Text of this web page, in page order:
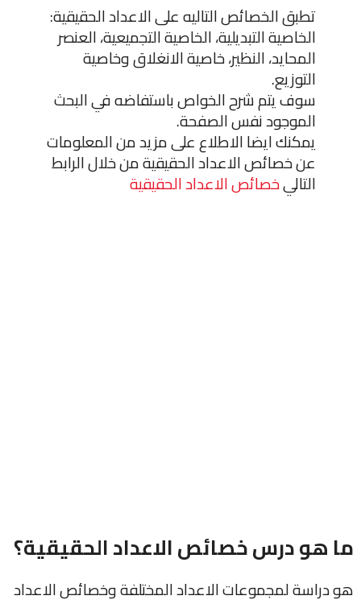
تطبق الخصائص التاليه على الاعداد الحقيقية:
الخاصية التبديلية، الخاصية التجميعية، العنصر
المحايد، النظير، خاصية الانغلاق وخاصية
التوزيع.
سوف يتم شرح الخواص باستفاضه في البحث
الموجود نفس الصفحة.
يمكنك ايضا الاطلاع على مزيد من المعلومات
عن خصائص الاعداد الحقيقية من خلال الرابط
التاليخصائص الاعداد الحقيقية
ما هو درس خصائص الاعداد الحقيقية؟
هو دراسة لمجموعات الاعداد المختلفة وخصائص الاعداد